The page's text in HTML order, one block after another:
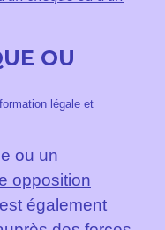
OU
légale et
ou un
opposition
également